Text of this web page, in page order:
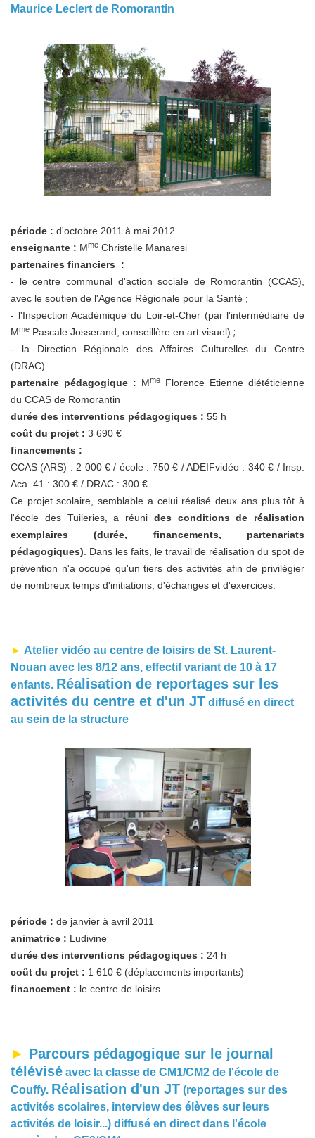
Maurice Leclert de Romorantin
période : d'octobre 2011 à mai 2012
enseignante : Mme Christelle Manaresi
partenaires financiers :
- le centre communal d'action sociale de Romorantin (CCAS),
avec le soutien de l'Agence Régionale pour la Santé ;
- l'Inspection Académique du Loir-et-Cher (par l'intermédiaire de
Mme Pascale Josserand, conseillère en art visuel) ;
- la Direction Régionale des Affaires Culturelles du Centre
(DRAC).
partenaire pédagogique : Mme
Florence Etienne diététicienne
du CCAS de Romorantin
durée des interventions pédagogiques : 55 h
coût du projet : 3 690 €
financements :
CCAS (ARS) : 2 000 € / école : 750 € / ADEIFvidéo : 340 € / Insp.
Aca. 41 : 300 € / DRAC : 300 €
Ce projet scolaire, semblable a celui réalisé deux ans plus tôt à
l'école des Tuileries, a réuni des conditions de réalisation
exemplaires (durée, financements, partenariats
pédagogiques). Dans les faits, le travail de réalisation du spot de
prévention n'a occupé qu'un tiers des activités afin de privilégier
de nombreux temps d'initiations, d'échanges et d'exercices.
► Atelier vidéo au centre de loisirs de St. Laurent-
Nouan avec les 8/12 ans, effectif variant de 10 à 17
enfants. Réalisation de reportages sur les
activités du centre et d'un JT diffusé en direct
au sein de la structure
période : de janvier à avril 2011
animatrice : Ludivine
durée des interventions pédagogiques : 24 h
coût du projet : 1 610 € (déplacements importants)
financement : le centre de loisirs
► Parcours pédagogique sur le journal
télévisé avec la classe de CM1/CM2 de l'école de
Couffy. Réalisation d'un JT (reportages sur des
activités scolaires, interview des élèves sur leurs
activités de loisir...) diffusé en direct dans l'école